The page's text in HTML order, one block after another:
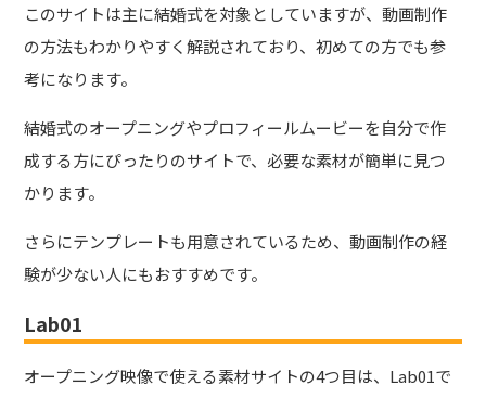
このサイトは主に結婚式を対象としていますが、動画制作
の方法もわかりやすく解説されており、初めての方でも参
考になります。
結婚式のオープニングやプロフィールムービーを自分で作
成する方にぴったりのサイトで、必要な素材が簡単に見つ
かります。
さらにテンプレートも用意されているため、動画制作の経
験が少ない人にもおすすめです。
Lab01
オープニング映像で使える素材サイトの4つ目は、Lab01で